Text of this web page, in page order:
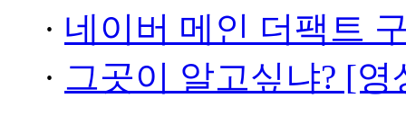
· 네이버 메인 더팩트
· 그곳이 알고싶냐? [